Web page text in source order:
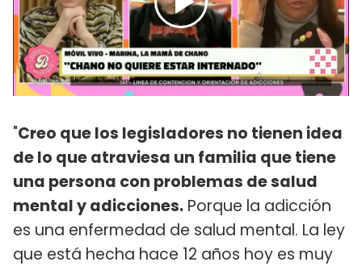
"Creo que los legisladores no tienen idea
de lo que atraviesa un familia que tiene
una persona con problemas de salud
mental y adicciones. Porque la adicción
es una enfermedad de salud mental. La ley
que está hecha hace 12 años hoy es muy